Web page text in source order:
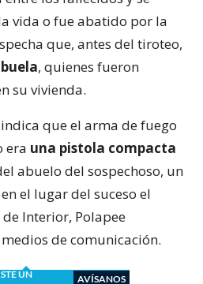
vida o fue abatido por la
que, antes del tiroteo,
, quienes fueron
su vivienda.
que el arma de fuego
era una pistola compacta
abuelo del sospechoso, un
el lugar del suceso el
Interior, Polapee
de comunicación.
UN
AVÍSANOS